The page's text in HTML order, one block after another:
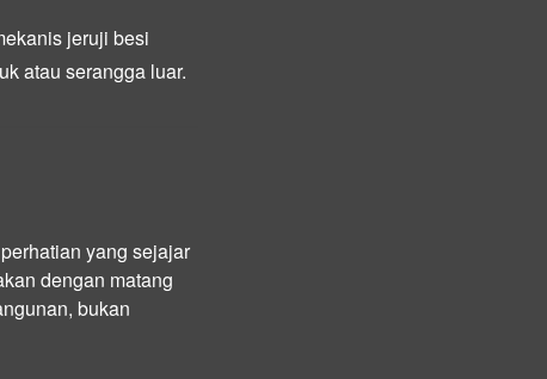
jeruji besi
atau serangga luar.
yang sejajar
dengan matang
bukan